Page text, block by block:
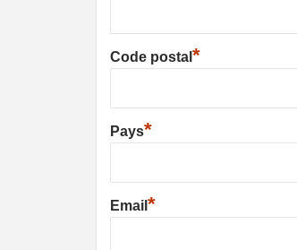
Code postal *
Pays*
Email *